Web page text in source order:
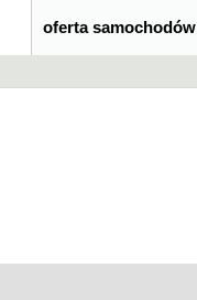
oferta samochodów